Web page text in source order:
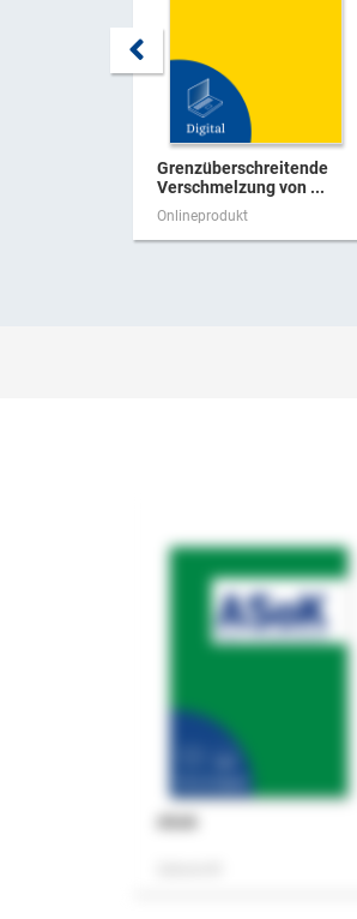
Grenzüberschreitende
Verschmelzung von ...
Onlineprodukt